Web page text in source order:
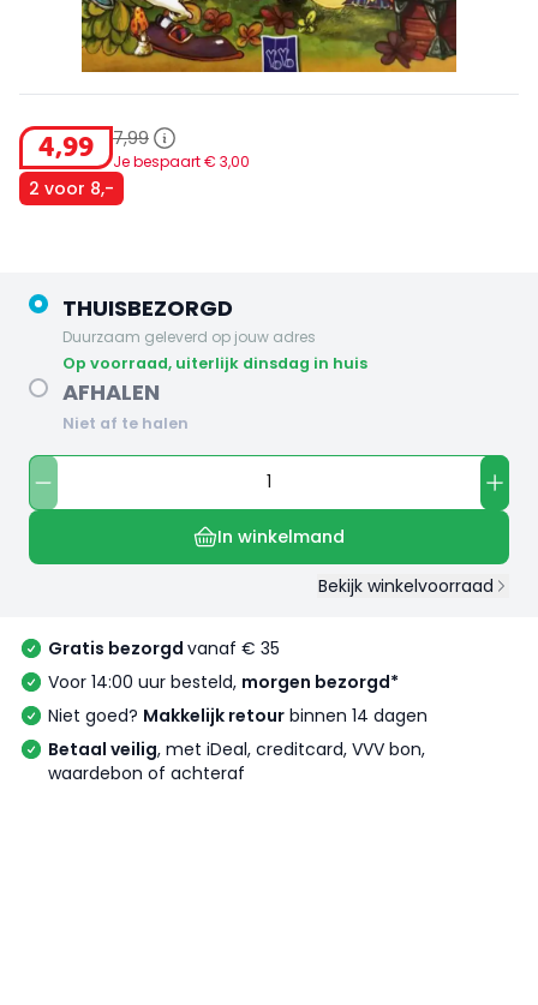
4,99 7,99
Je bespaart € 3,00
2 voor 8,-
THUISBEZORGD
Duurzaam geleverd op jouw adres
op voorraad, uiterlijk dinsdag in huis
AFHALEN
Niet af te halen
In winkelmand
Bekijk winkelvoorraad
Gratis bezorgd vanaf € 35
Voor 14:00 uur besteld, morgen bezorgd*
Niet goed? Makkelijk retour binnen 14 dagen
Betaal veilig, met iDeal, creditcard, VVV bon,
waardebon of achteraf